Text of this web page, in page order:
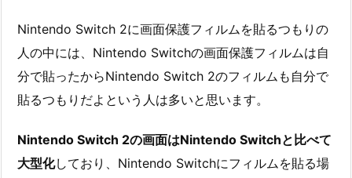
Nintendo Switch 2に画面保護フィルムを貼るつもりの
人の中には、Nintendo Switchの画面保護フィルムは自
分で貼ったからNintendo Switch 2のフィルムも自分で
貼るつもりだよという人は多いと思います。
Nintendo Switch 2の画面はNintendo Switchと比べて
大型化しており、Nintendo Switchにフィルムを貼る場